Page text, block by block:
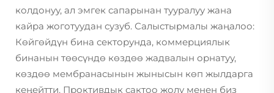
колдонуу, ал эмгек сапарынан тууралуу жана
кайра жоготуудан сузуб. Салыстырмалы жаңалоо:
Көйгөйдүн бина секторунда, коммерциялык
бинанын төөсүндө көздөө жадвалын орнатуу,
көздөө мембранасынын жынысын көп жылдарга
кеңейтти. Проктивдык сактоо жолу менен биз